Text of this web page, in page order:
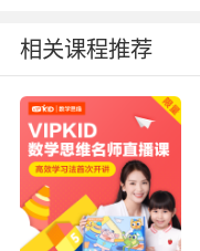
内容简介
相关课程推荐